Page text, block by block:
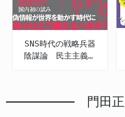
SNS時代の戦略兵器
陰謀論 民主主義を
門田正